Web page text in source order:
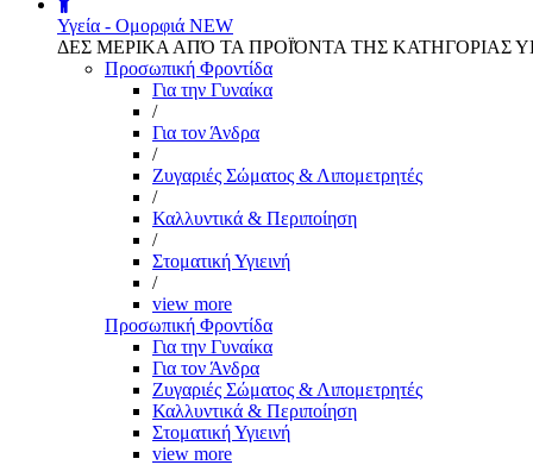
Υγεία - Ομορφιά NEW
ΔΕΣ ΜΕΡΙΚΑ ΑΠΌ ΤΑ ΠΡΟΪΌΝΤΑ ΤΗΣ ΚΑΤΗΓΟΡΙΑΣ
Προσωπική Φροντίδα
Για την Γυναίκα
/
Για τον Άνδρα
/
Ζυγαριές Σώματος & Λιπομετρητές
/
Καλλυντικά & Περιποίηση
/
Στοματική Υγιεινή
/
view more
Προσωπική Φροντίδα
Για την Γυναίκα
Για τον Άνδρα
Ζυγαριές Σώματος & Λιπομετρητές
Καλλυντικά & Περιποίηση
Στοματική Υγιεινή
view more